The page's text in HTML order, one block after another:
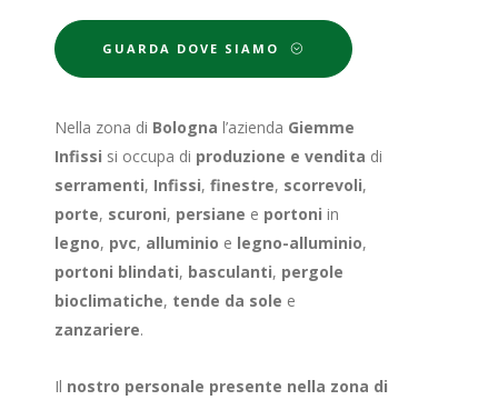
GUARDA DOVE SIAMO
Nella zona di Bologna l’azienda Giemme
Infissi si occupa di produzione e vendita di
serramenti, Infissi, finestre, scorrevoli,
porte, scuroni, persiane e portoni in
legno, pvc, alluminio e legno-alluminio,
portoni blindati, basculanti, pergole
bioclimatiche, tende da sole e
zanzariere.
Il nostro personale presente nella zona di